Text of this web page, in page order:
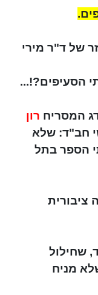
של ד"ר מירי
הסעיפים?!...
המסריח רון
חב"ד: שלא
הספר בתל
ציבורית
שחילול
מניח